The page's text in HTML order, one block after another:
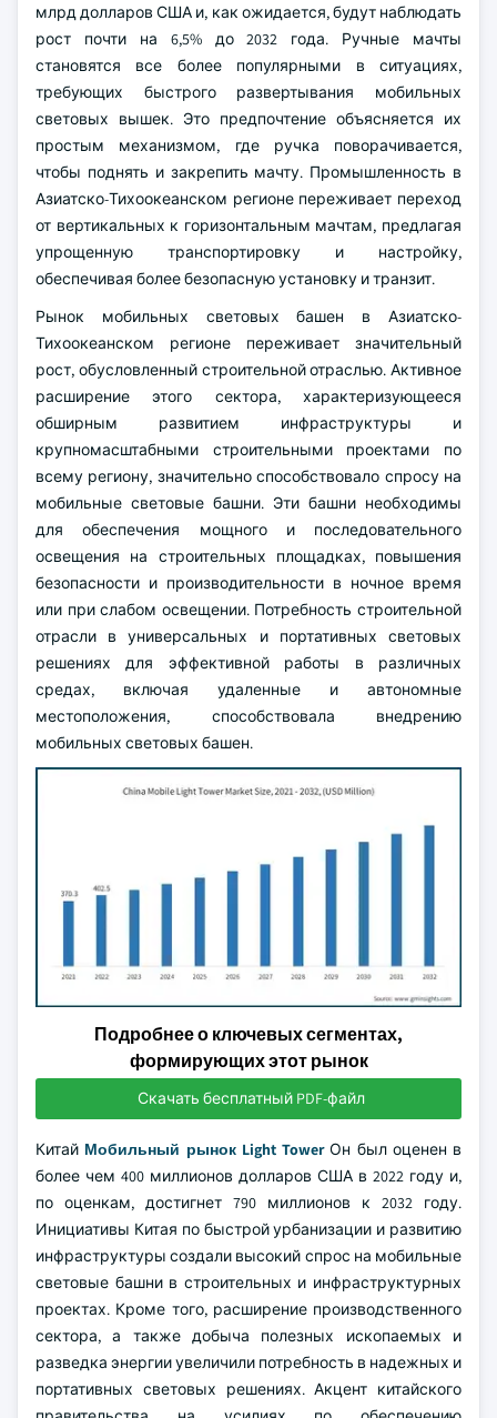
млрд долларов США и, как ожидается, будут наблюдать
рост почти на 6,5% до 2032 года. Ручные мачты
становятся все более популярными в ситуациях,
требующих быстрого развертывания мобильных
световых вышек. Это предпочтение объясняется их
простым механизмом, где ручка поворачивается,
чтобы поднять и закрепить мачту. Промышленность в
Азиатско-Тихоокеанском регионе переживает переход
от вертикальных к горизонтальным мачтам, предлагая
упрощенную транспортировку и настройку,
обеспечивая более безопасную установку и транзит.
Рынок мобильных световых башен в Азиатско-
Тихоокеанском регионе переживает значительный
рост, обусловленный строительной отраслью. Активное
расширение этого сектора, характеризующееся
обширным развитием инфраструктуры и
крупномасштабными строительными проектами по
всему региону, значительно способствовало спросу на
мобильные световые башни. Эти башни необходимы
для обеспечения мощного и последовательного
освещения на строительных площадках, повышения
безопасности и производительности в ночное время
или при слабом освещении. Потребность строительной
отрасли в универсальных и портативных световых
решениях для эффективной работы в различных
средах, включая удаленные и автономные
местоположения, способствовала внедрению
мобильных световых башен.
Подробнее о ключевых сегментах,
формирующих этот рынок
Скачать бесплатный PDF-файл
Китай Мобильный рынок Light TowerОн был оценен в
более чем 400 миллионов долларов США в 2022 году и,
по оценкам, достигнет 790 миллионов к 2032 году.
Инициативы Китая по быстрой урбанизации и развитию
инфраструктуры создали высокий спрос на мобильные
световые башни в строительных и инфраструктурных
проектах. Кроме того, расширение производственного
сектора, а также добыча полезных ископаемых и
разведка энергии увеличили потребность в надежных и
портативных световых решениях. Акцент китайского